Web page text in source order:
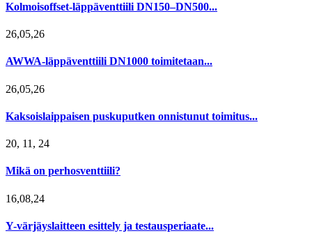
Kolmoisoffset-läppäventtiili DN150–DN500...
26,05,26
AWWA-läppäventtiili DN1000 toimitetaan...
26,05,26
Kaksoislaippaisen puskuputken onnistunut toimitus...
20, 11, 24
Mikä on perhosventtiili?
16,08,24
Y-värjäyslaitteen esittely ja testausperiaate...